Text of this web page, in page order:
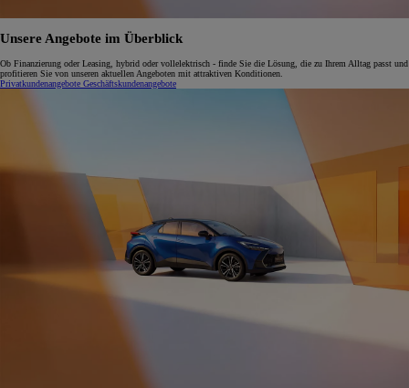
Unsere Angebote im Überblick
Ob Finanzierung oder Leasing, hybrid oder vollelektrisch - finde Sie die Lösung, die zu Ihrem Alltag passt und
profitieren Sie von unseren aktuellen Angeboten mit attraktiven Konditionen.
Privatkundenangebote Geschäftskundenangebote